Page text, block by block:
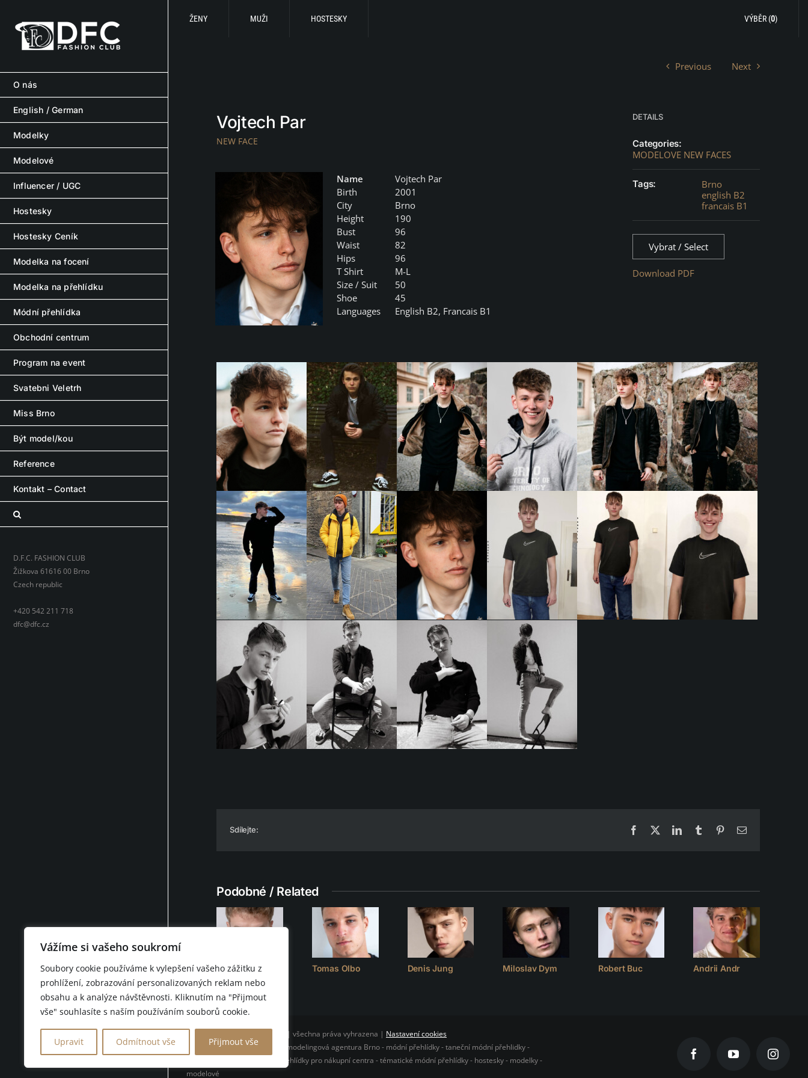
Vážíme si vašeho soukromí
Soubory cookie používáme k vylepšení vašeho zážitku z
prohlížení, zobrazování personalizovaných reklam nebo
obsahu a k analýze návštěvnosti. Kliknutím na "Přijmout
vše" souhlasíte s naším používáním souborů cookie.
Upravit Odmítnout vše Přijmout vše
ŽENY MUŽI HOSTESKY VÝBĚR (0)
content
O nás
English / German
Modelky
Modelové
Influencer / UGC
Hostesky
Hostesky Ceník
Modelka na focení
Modelka na přehlídku
Módní přehlídka
Obchodní centrum
Program na event
Svatebni Veletrh
Miss Brno
Být model/kou
Reference
Kontakt – Contact
D.F.C. FASHION CLUB
Žižkova 61616 00 Brno
Czech republic
+420 542 211 718
dfc@dfc.cz
Previous Next
Vojtech Par
NEW FACE
Name
Vojtech Par
Birth
2001
City
Brno
Height
190
Bust
96
Waist
82
Hips
96
T Shirt
M-L
Size / Suit
50
Shoe
45
Languages
English B2, Francais B1
DETAILS
Categories:
MODELOVE NEW FACES
Tags:
Brno
english B2
francais B1
Vybrat / Select
Download PDF
Sdílejte: Facebook
X LinkedInTumblrPinterestEmail
Podobné / Related
Denis Jar Tomas Olbo Denis Jung Miloslav Dym Robert Buc Andrii Andr
© 2026 D.F.C. FASHION CLUB | všechna práva vyhrazena | Nastavení cookies
D.F.C. FASHION CLUB BRNO - modelingová agentura Brno - módní přehlídky - taneční módní přehlidky -
eventové módní přehlídky - přehlídky pro nákupní centra - tématické módní přehlídky - hostesky - modelky -
modelové
FacebookYouTube